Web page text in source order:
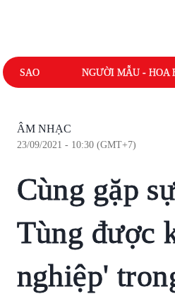
SAO NGƯỜI MẪU - HOA
ÂM NHẠC
23/09/2021 - 10:30 (GMT+7)
Cùng gặp
Tùng được
nghiệp'